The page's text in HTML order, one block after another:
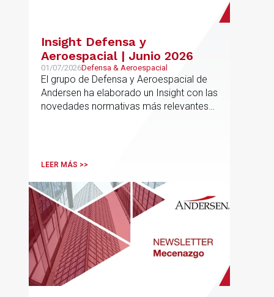
Insight Defensa y
Aeroespacial | Junio 2026
01/07/2026Defensa & Aeroespacial
El grupo de Defensa y Aeroespacial de
Andersen ha elaborado un Insight con las
novedades normativas más relevantes
LEER MÁS >>